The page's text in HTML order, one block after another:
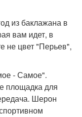
из баклажана в
вам идет, в
не цвет "Перьев",
- Самое".
площадка для
Шерон